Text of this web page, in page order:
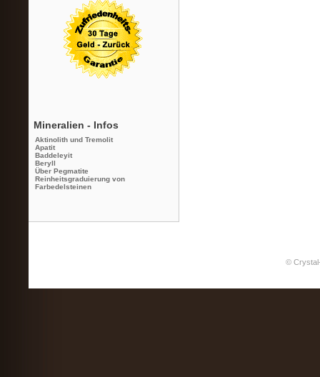
Mineralien - Infos
Aktinolith und Tremolit
Apatit
Baddeleyit
Beryll
Über Pegmatite
Reinheitsgraduierung von
Farbedelsteinen
©